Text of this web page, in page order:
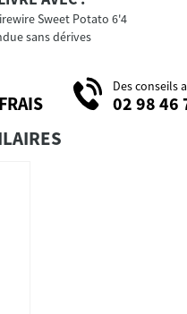
Sweet Potato 6'4
sans dérives
Des conseils
02 98 46